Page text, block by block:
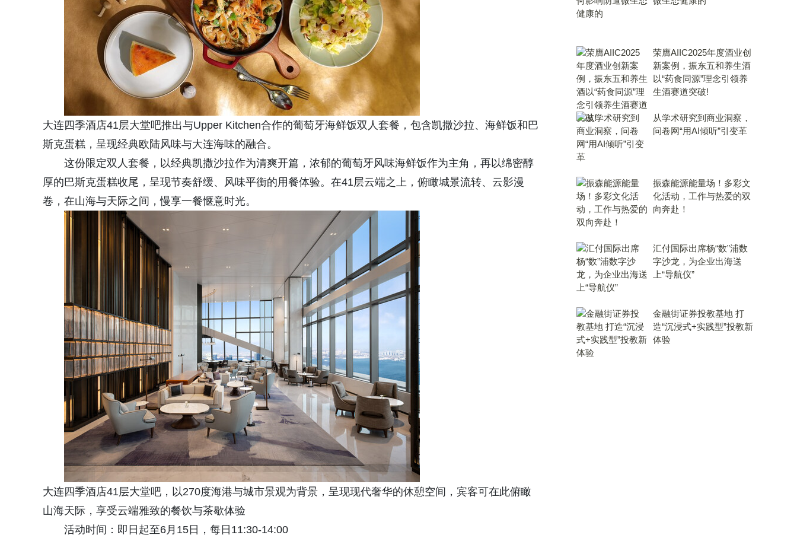
大连四季酒店41层大堂吧推出与Upper Kitchen合作的葡萄牙海鲜饭双人套餐，包含凯撒沙拉、海鲜饭和巴
斯克蛋糕，呈现经典欧陆风味与大连海味的融合。
这份限定双人套餐，以经典凯撒沙拉作为清爽开篇，浓郁的葡萄牙风味海鲜饭作为主角，再以绵密醇
厚的巴斯克蛋糕收尾，呈现节奏舒缓、风味平衡的用餐体验。在41层云端之上，俯瞰城景流转、云影漫
卷，在山海与天际之间，慢享一餐惬意时光。
大连四季酒店41层大堂吧，以270度海港与城市景观为背景，呈现现代奢华的休憩空间，宾客可在此俯瞰
山海天际，享受云端雅致的餐饮与茶歇体验
活动时间：即日起至6月15日，每日11:30-14:00
荣膺AIIC2025年度酒业创
新案例，振东五和养生酒
以“药食同源”理念引领养
生酒赛道突破!
从学术研究到商业洞察，
问卷网“用AI倾听”引变革
振森能源能量场！多彩文
化活动，工作与热爱的双
向奔赴！
汇付国际出席杨“数”浦数
字沙龙，为企业出海送
上“导航仪”
金融街证券投教基地 打
造“沉浸式+实践型”投教新
体验